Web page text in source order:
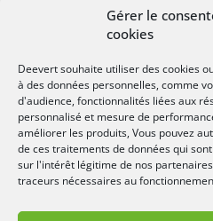
Gérer le
cookies
Deevert souhaite utiliser des cookies
à des données personnelles, comme
d'audience, fonctionnalités liées aux
personnalisé et mesure de
améliorer les produits, Vous pouvez
de ces traitements de données qui
sur l'intérêt légitime de nos
traceurs nécessaires au
Choisissez des variétés
Très en vogue, les
et ne demande que très peu